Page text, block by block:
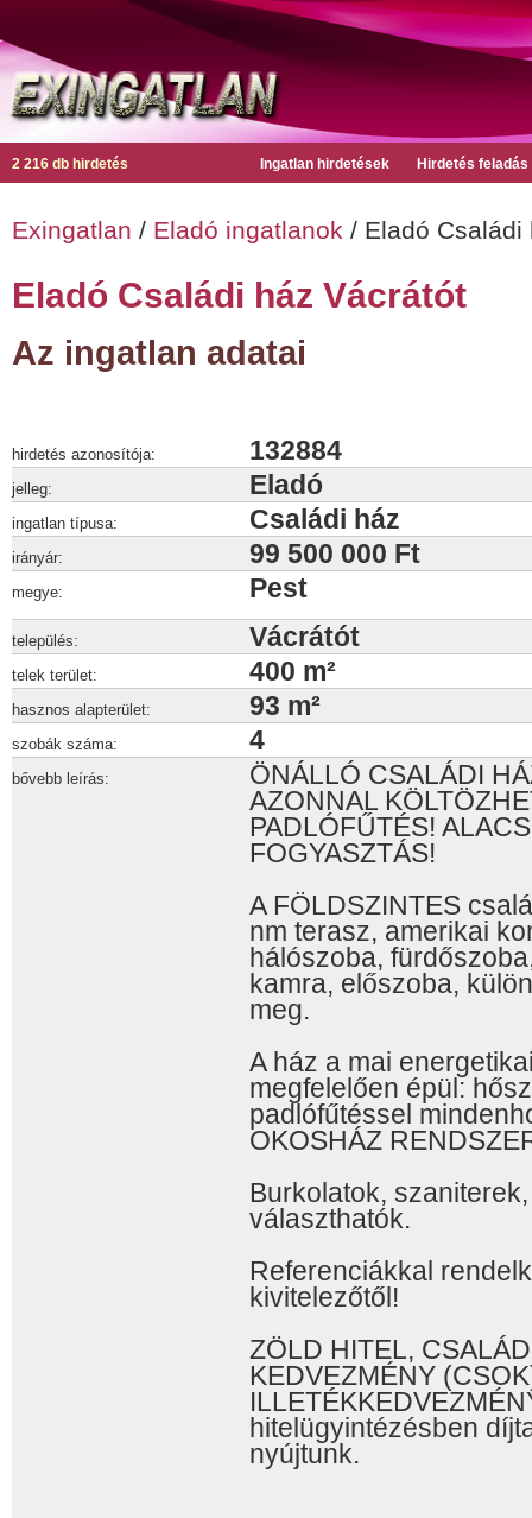
2 216 db hirdetés Ingatlan hirdetések Hirdetés feladás
Exingatlan / Eladó ingatlanok / Eladó Családi
Eladó Családi ház Vácrátót
Az ingatlan adatai
hirdetés azonosítója: 132884
jelleg: Eladó
ingatlan típusa: Családi ház
irányár: 99 500 000 Ft
megye: Pest
település: Vácrátót
telek terület: 400 m²
hasznos alapterület: 93 m²
szobák száma: 4
bővebb leírás:
ÖNÁLLÓ CSALÁDI
AZONNAL
PADLÓFŰTÉS!
FOGYASZTÁS!
A FÖLDSZINTES
nm terasz, amerikai
hálószoba,
kamra, előszoba,
meg.
A ház a mai
megfelelően épül:
padlófűtéssel
OKOSHÁZ
Burkolatok,
választhatók.
Referenciákkal
kivitelezőtől!
ZÖLD HITEL,
KEDVEZMÉNY
hitelügyintézésben
nyújtunk.